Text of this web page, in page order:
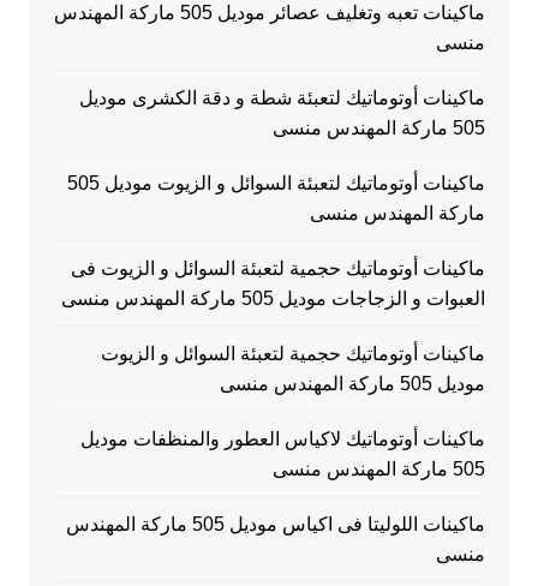
ماكينات تعبه وتغليف عصائر موديل 505 ماركة المهندس
منسى
ماكينات أوتوماتيك لتعبئة شطة و دقة الكشرى موديل
505 ماركة المهندس منسى
ماكينات أوتوماتيك لتعبئة السوائل و الزيوت موديل 505
ماركة المهندس منسى
ماكينات أوتوماتيك حجمية لتعبئة السوائل و الزيوت فى
العبوات و الزجاجات موديل 505 ماركة المهندس منسى
ماكينات أوتوماتيك حجمية لتعبئة السوائل و الزيوت
موديل 505 ماركة المهندس منسى
ماكينات أوتوماتيك لاكياس العطور والمنظفات موديل
505 ماركة المهندس منسى
ماكينات اللوليتا فى اكياس موديل 505 ماركة المهندس
منسى